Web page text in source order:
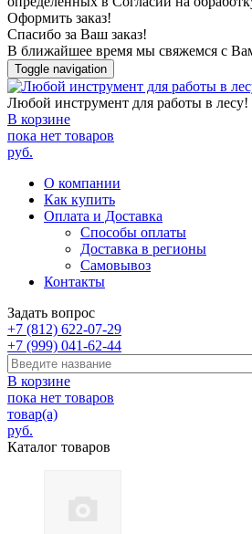
Оформить заказ!
Спасибо за Ваш заказ!
В ближайшее время мы свяжемся с
Toggle navigation
Любой инструмент для работы в лесу!
В корзине
пока нет товаров
руб.
О компании
Как купить
Оплата и Доставка
Способы оплаты
Доставка в регионы
Самовывоз
Контакты
Задать вопрос
+7 (812) 622-07-29
+7 (999) 041-62-44
В корзине
пока нет товаров
товар(а)
руб.
Каталог товаров